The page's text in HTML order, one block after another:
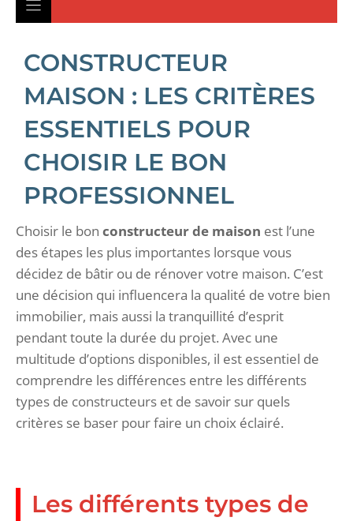
CONSTRUCTEUR
MAISON : LES CRITÈRES
ESSENTIELS POUR
CHOISIR LE BON
PROFESSIONNEL
Choisir le bon constructeur de maison est l’une
des étapes les plus importantes lorsque vous
décidez de bâtir ou de rénover votre maison. C’est
une décision qui influencera la qualité de votre bien
immobilier, mais aussi la tranquillité d’esprit
pendant toute la durée du projet. Avec une
multitude d’options disponibles, il est essentiel de
comprendre les différences entre les différents
types de constructeurs et de savoir sur quels
critères se baser pour faire un choix éclairé.
Les différents types de